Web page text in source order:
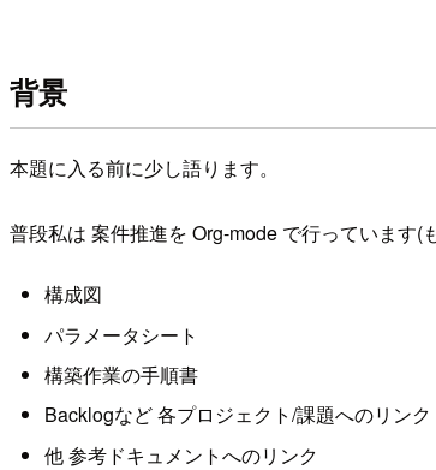
背景
本題に入る前に少し語ります。
普段私は 案件推進を Org-mode で行っています(
構成図
パラメータシート
構築作業の手順書
Backlogなど 各プロジェクト/課題へのリンク
他 参考ドキュメントへのリンク